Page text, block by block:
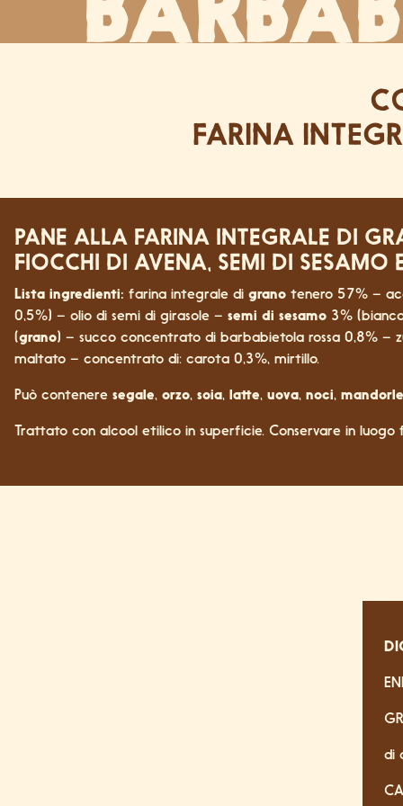
FARINA
PANE ALLA FARINA INTEGRALE DI
FIOCCHI DI AVENA, SEMI DI SESAMO
Lista ingredienti: farina integrale di grano tenero 57% –
0,5%) – olio di semi di girasole – semi di sesamo 3%
(grano) – succo concentrato di barbabietola rossa 0,8% –
maltato – concentrato di: carota 0,3%, mirtillo.
Può contenere segale, orzo, soia, latte, uova, noci, mandorle
Trattato con alcool etilico in superficie. Conservare in luogo
di